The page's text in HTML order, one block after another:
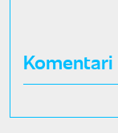
Komentari